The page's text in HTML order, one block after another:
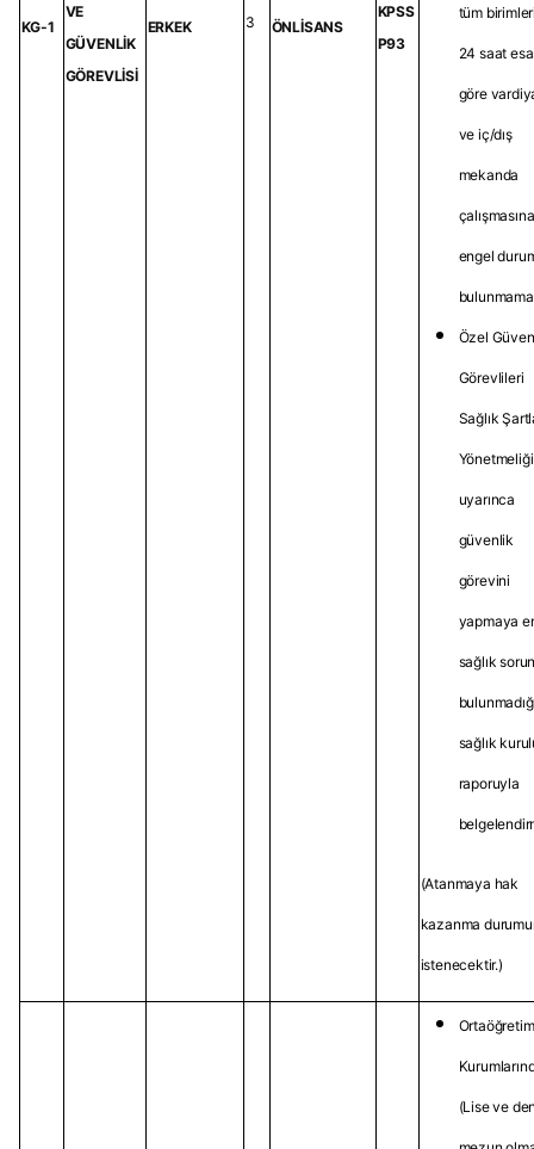
KG-1
VE
GÜVENLİK
GÖREVLİSİ
ERKEK 3 ÖNLİSANS
KPSS
P93
tüm
24 saat
göre
ve iç/dış
mekanda
çalışmasına
engel
Özel
Görevlileri
Sağlık
Yönetmeliği
uyarınca
güvenlik
görevini
yapmaya
sağlık
sağlık
raporuyla
(Atanmaya hak
kazanma
istenecektir.)
Ortaöğretim
(Lise ve